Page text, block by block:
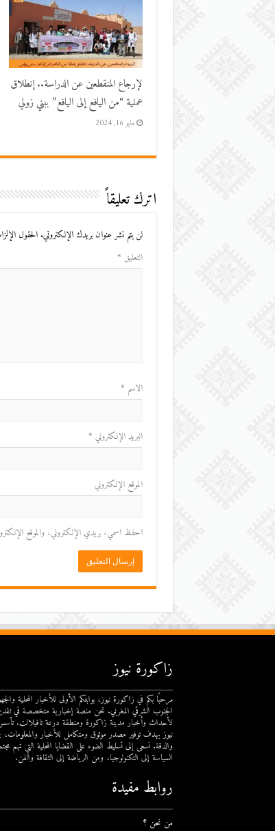
لإرجاع المنقطعين عن الدراسة.. إنطلاق
عملية “من اليافع إلى اليافع” ببني زولي
مايو 16, 2024
اترك تعليقاً
لن يتم نشر عنوان بريدك الإلكتروني. الحقول
التعليق *
الاسم *
البريد الإلكتروني *
الموقع الإلكتروني
احفظ اسمي، بريدي الإلكتروني، والموقع
زاكورة نيوز
مرحبًا بكم في زاكورة نيوز، بوابتكم الأولى للأخبار المحلية
الجنوب الشرقي المغربي. نحن منصة إخبارية متخصصة في
لأحداث وأخبار مدينة زاكورة ومنطقة درعة تافيلالت.
نيوز بهدف توفير مصدر موثوق ومتكامل للأخبار والمعلومات،
والدقة. نسعى إلى تسليط الضوء على القضايا المحلية التي تهم
السياسة إلى التكنولوجيا، ومن الرياضة إلى الثقافة والفن.
روابط مفيدة
من نحن ؟